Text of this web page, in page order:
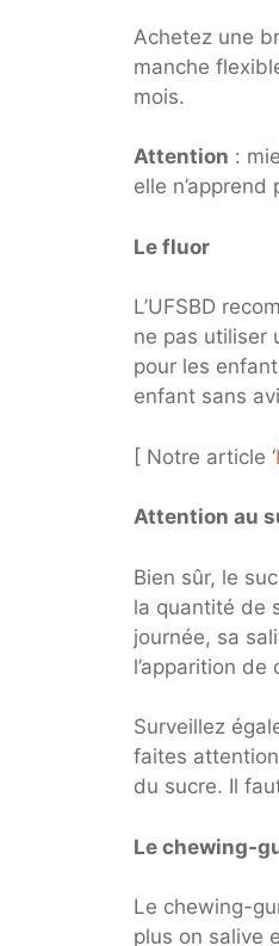
Achetez une
manche
mois.
Attention :
elle
Le fluor
L’UFSBD
ne pas utiliser
pour les
enfant sans
[ Notre article ‘
Attention au
Bien sûr, le
la quantité de
journée, sa
l’apparition de
Surveillez
faites
du sucre. Il
Le chewing-
Le chewing-
plus on salive